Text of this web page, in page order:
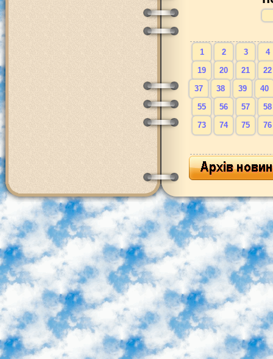
1 2 3
4
19
20 21
22
37
38 39
40
55
56 57
58
73
74 75 76